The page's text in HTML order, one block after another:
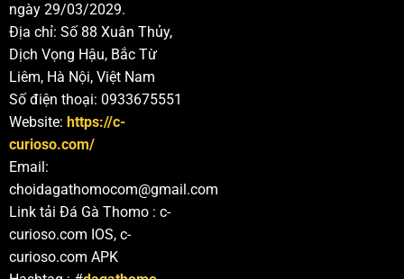
ngày 29/03/2029.
Địa chỉ: Số 88 Xuân Thủy,
Dịch Vọng Hậu, Bắc Từ
Liêm, Hà Nội, Việt Nam
Số điện thoại: 0933675551
Website: https://c-
curioso.com/
Email:
choidagathomocom@gmail.com
Link tải Đá Gà Thomo : c-
curioso.com IOS, c-
curioso.com APK